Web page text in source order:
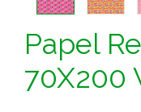
Papel
70X200